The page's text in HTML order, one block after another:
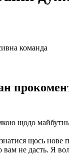
щодо
щось
вам не дасть. Я